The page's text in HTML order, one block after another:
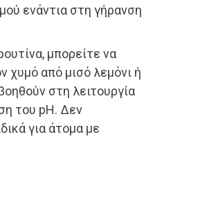
ενάντια στη γήρανση
μπορείτε να
χυμό από μισό λεμόνι ή
στη λειτουργία
του pH. Δεν
για άτομα με